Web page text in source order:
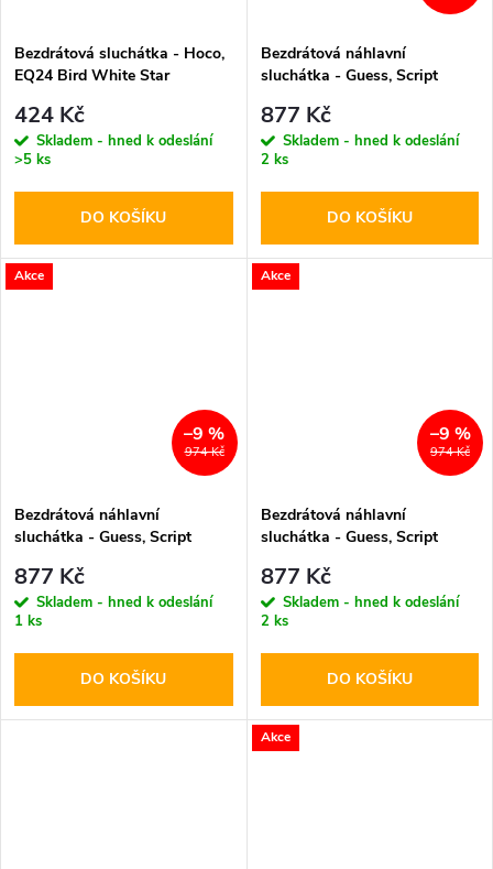
Bezdrátová sluchátka - Hoco,
EQ24 Bird White Star
424 Kč
Skladem - hned k odeslání
>5 ks
DO KOŠÍKU
Bezdrátová náhlavní
sluchátka - Guess, Script
877 Kč
Skladem - hned k odeslání
2 ks
DO KOŠÍKU
Akce
974 Kč
–9 %
Bezdrátová náhlavní
sluchátka - Guess, Script
877 Kč
Skladem - hned k odeslání
1 ks
DO KOŠÍKU
Akce
974 Kč
–9 %
Bezdrátová náhlavní
sluchátka - Guess, Script
877 Kč
Skladem - hned k odeslání
2 ks
DO KOŠÍKU
Akce